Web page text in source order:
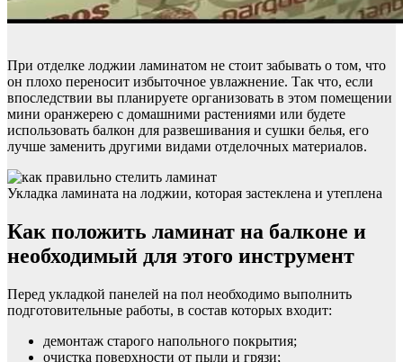
При отделке лоджии ламинатом не стоит забывать о том, что
он плохо переносит избыточное увлажнение. Так что, если
впоследствии вы планируете организовать в этом помещении
мини оранжерею с домашними растениями или будете
использовать балкон для развешивания и сушки белья, его
лучше заменить другими видами отделочных материалов.
Укладка ламината на лоджии, которая застеклена и утеплена
Как положить ламинат на балконе и
необходимый для этого инструмент
Перед укладкой панелей на пол необходимо выполнить
подготовительные работы, в состав которых входит:
демонтаж старого напольного покрытия;
очистка поверхности от пыли и грязи;